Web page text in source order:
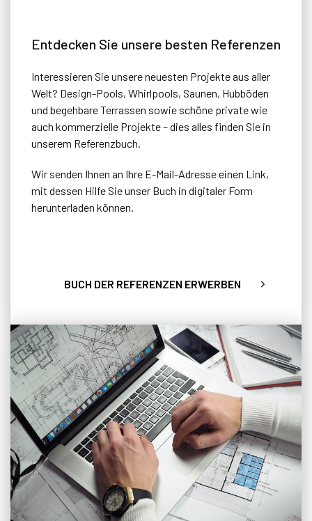
Entdecken Sie unsere besten Referenzen
Interessieren Sie unsere neuesten Projekte aus aller
Welt? Design-Pools, Whirlpools, Saunen, Hubböden
und begehbare Terrassen sowie schöne private wie
auch kommerzielle Projekte – dies alles finden Sie in
unserem Referenzbuch.
Wir senden Ihnen an Ihre E-Mail-Adresse einen Link,
mit dessen Hilfe Sie unser Buch in digitaler Form
herunterladen können.
BUCH DER REFERENZEN ERWERBEN